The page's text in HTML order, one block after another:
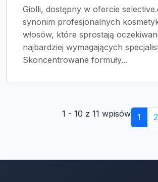
Giolli, dostępny w ofercie
synonim profesjonalnych
włosów, które sprostają
najbardziej wymagających
Skoncentrowane formuły...
1 - 10 z 11 wpisów 1 2